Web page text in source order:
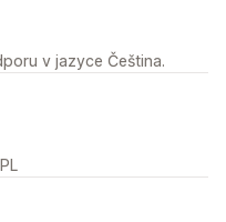
v jazyce Čeština.